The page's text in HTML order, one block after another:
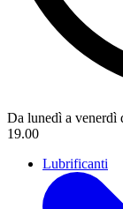
Da lunedì a venerdì
19.00
Lubrificanti